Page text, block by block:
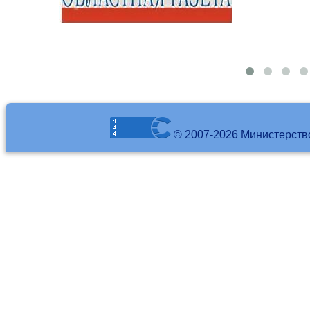
© 2007-2026